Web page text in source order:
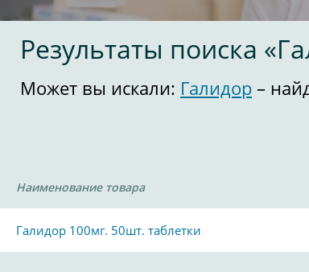
Результаты поиска
Может вы искали: Галидор –
Наименование товара
Галидор 100мг. 50шт. таблетки